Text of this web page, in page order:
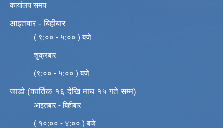
कार्यालय समय
आइतबार - बिहीबार
( ९:०० - ५:०० ) बजे
शुक्रबार
(९:०० - ५:०० ) बजे
जाडो (कार्तिक १६ देखि माघ १५ गते सम्म)
आइतबार - बिहीबार
( १०:०० - ४:०० ) बजे